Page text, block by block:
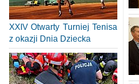
XXIV Otwarty Turniej Tenisa
z okazji Dnia Dziecka